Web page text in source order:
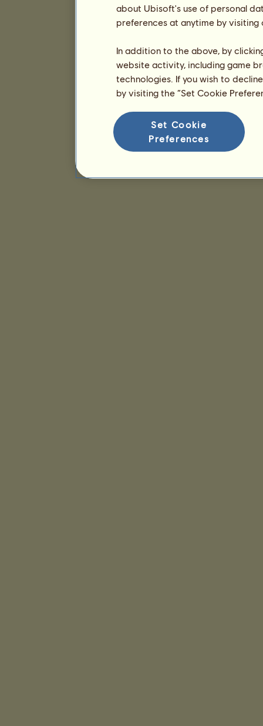
about Ubisoft's use of personal
preferences at anytime by
In addition to the above, by
website activity, including game
technologies. If you wish to
by visiting the “Set Cookie
Set Cookie
Preferences